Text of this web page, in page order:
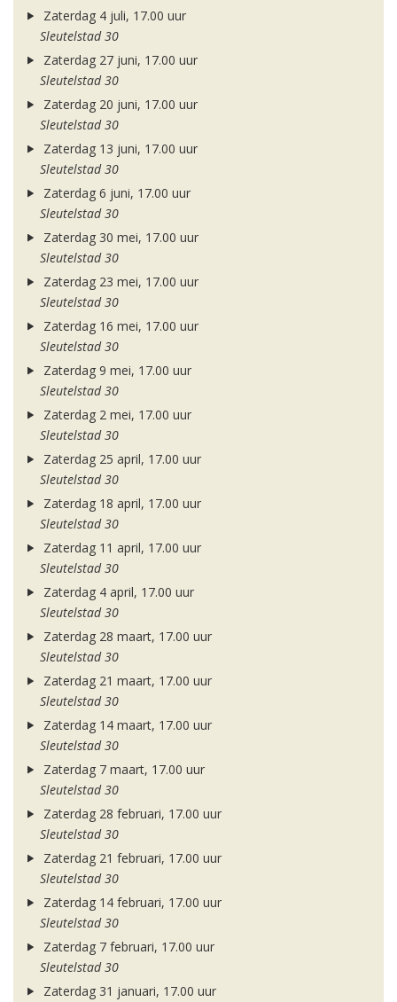
Zaterdag 4 juli, 17.00 uur
Sleutelstad 30
Zaterdag 27 juni, 17.00 uur
Sleutelstad 30
Zaterdag 20 juni, 17.00 uur
Sleutelstad 30
Zaterdag 13 juni, 17.00 uur
Sleutelstad 30
Zaterdag 6 juni, 17.00 uur
Sleutelstad 30
Zaterdag 30 mei, 17.00 uur
Sleutelstad 30
Zaterdag 23 mei, 17.00 uur
Sleutelstad 30
Zaterdag 16 mei, 17.00 uur
Sleutelstad 30
Zaterdag 9 mei, 17.00 uur
Sleutelstad 30
Zaterdag 2 mei, 17.00 uur
Sleutelstad 30
Zaterdag 25 april, 17.00 uur
Sleutelstad 30
Zaterdag 18 april, 17.00 uur
Sleutelstad 30
Zaterdag 11 april, 17.00 uur
Sleutelstad 30
Zaterdag 4 april, 17.00 uur
Sleutelstad 30
Zaterdag 28 maart, 17.00 uur
Sleutelstad 30
Zaterdag 21 maart, 17.00 uur
Sleutelstad 30
Zaterdag 14 maart, 17.00 uur
Sleutelstad 30
Zaterdag 7 maart, 17.00 uur
Sleutelstad 30
Zaterdag 28 februari, 17.00 uur
Sleutelstad 30
Zaterdag 21 februari, 17.00 uur
Sleutelstad 30
Zaterdag 14 februari, 17.00 uur
Sleutelstad 30
Zaterdag 7 februari, 17.00 uur
Sleutelstad 30
Zaterdag 31 januari, 17.00 uur